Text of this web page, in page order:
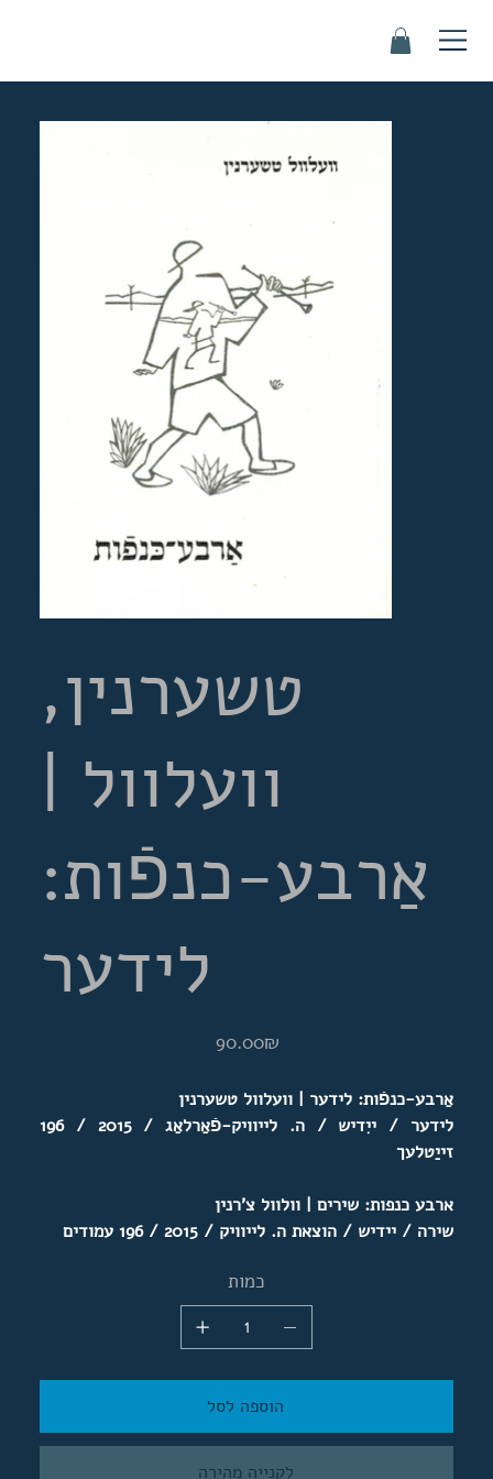
טשערנין,
וועלוול |
אַרבע-כנפֿות:
לידער
‏90.00 ‏₪
אַרבע-כנפֿות: לידער | וועלוול טשערנין
לידער / ייִדיש / ה. לייוויק-פֿאַרלאַג / 2015 / 196
זייַטלעך
ארבע כנפות: שירים | וולוול צ'רנין
שירה / יידיש / הוצאת ה. לייוויק / 2015 / 196 עמודים
כמות
הוספה לסל
לקנייה מהירה